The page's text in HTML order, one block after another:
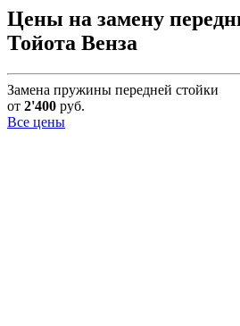
Цены на замену
Тойота Венза
Замена пружины передней стойки
от 2'400 руб.
Все цены